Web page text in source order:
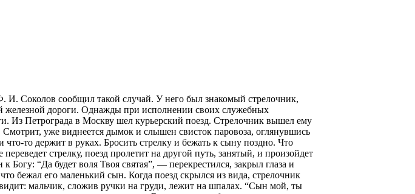
И. Соколов сообщил такой случай. У него был знакомый стрелочник,
дороги. Однажды при исполнении своих служебных
Из Петрограда в Москву шел курьерский поезд. Стрелочник вышел ему
уже виднеется дымок и слышен свисток паровоза, оглянувшись
то держит в руках. Бросить стрелку и бежать к сыну поздно. Что
стрелку, поезд пролетит на другой путь, занятый, и произойдет
Богу: “Да будет воля Твоя святая”, — перекрестился, закрыл глаза и
бежал его маленький сын. Когда поезд скрылся из вида, стрелочник
мальчик, сложив ручки на груди, лежит на шпалах. “Сын мой, ты